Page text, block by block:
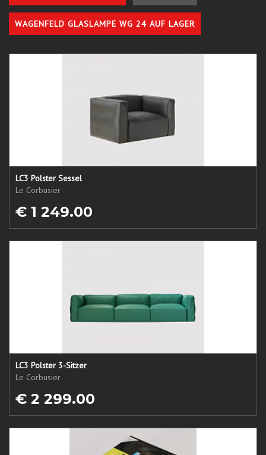
WAGENFELD GLASLAMPE WG 24 AUF LAGER
LC3 Polster Sessel
Le Corbusier
€ 1 249.00
LC3 Polster 3-Sitzer
Le Corbusier
€ 2 299.00